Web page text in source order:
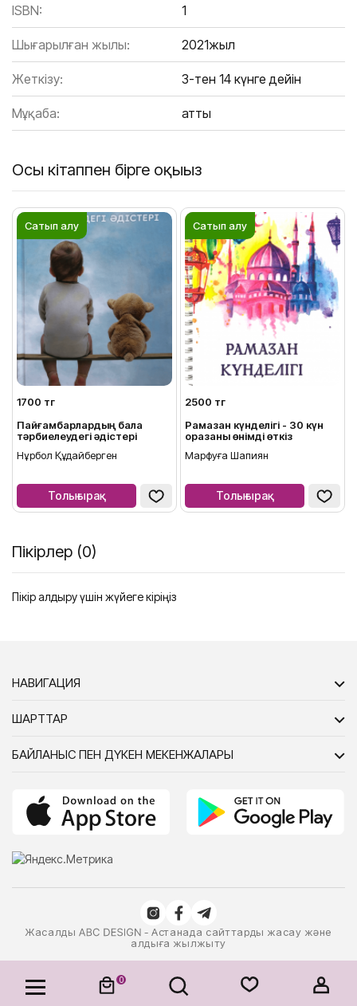
0
ISBN: 1
Шығарылған жылы: 2021жыл
Жеткізу: 3-тен 14 күнге дейін
Мұқаба: Қатты
Осы кітаппен бірге оқыңыз
Сатып алу
1700 тг
Пайғамбарлардың бала
тәрбиелеудегі әдістері
Нұрбол Құдайберген
Толығырақ
Сатып алу
2500 тг
Рамазан күнделігі - 30 күн
оразаны өнімді өткіз
Марфуға Шапиян
Толығырақ
Пікірлер (0)
Пікір қалдыру үшін жүйеге кіріңіз
НАВИГАЦИЯ
ШАРТТАР
БАЙЛАНЫС ПЕН ДҮКЕН МЕКЕНЖАЛАРЫ
Жасалды
- Астанада сайттарды жасау және
алдыға жылжыту